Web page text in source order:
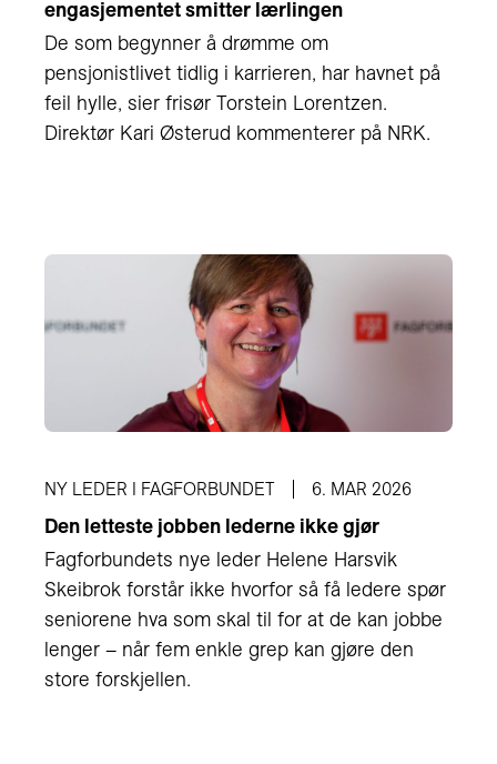
engasjementet smitter lærlingen
De som begynner å drømme om
pensjonistlivet tidlig i karrieren, har havnet på
feil hylle, sier frisør Torstein Lorentzen.
Direktør Kari Østerud kommenterer på NRK.
NY LEDER I FAGFORBUNDET 6. MAR 2026
Den letteste jobben lederne ikke gjør
Fagforbundets nye leder Helene Harsvik
Skeibrok forstår ikke hvorfor så få ledere spør
seniorene hva som skal til for at de kan jobbe
lenger – når fem enkle grep kan gjøre den
store forskjellen.